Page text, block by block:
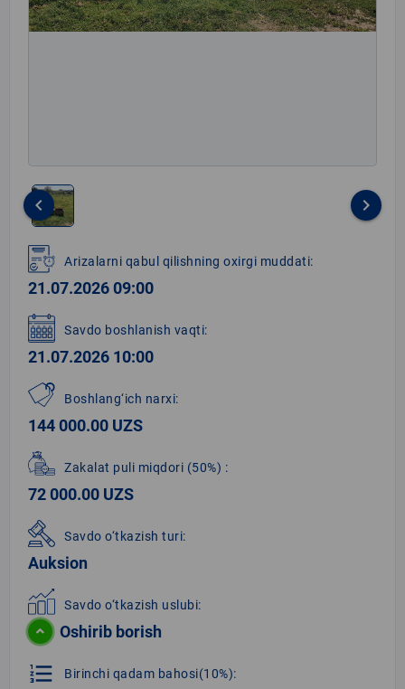
1
of
1
keyboard_arrow_left keyboard_arrow_right
Arizalarni qabul qilishning oxirgi muddati:
21.07.2026 09:00
Savdo boshlanish vaqti:
21.07.2026 10:00
Boshlang‘ich narxi:
144 000.00 UZS
Zakalat puli miqdori (50%) :
72 000.00 UZS
Savdo o‘tkazish turi:
Auksion
Savdo o‘tkazish uslubi:
Oshirib borish
format_list_numbered Birinchi qadam bahosi(10%):